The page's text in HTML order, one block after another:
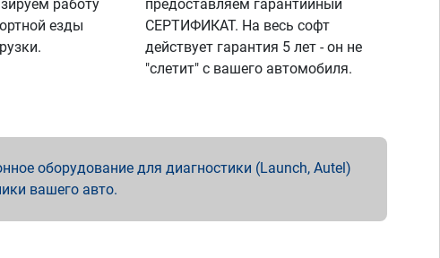
работу
езды
предоставляем гарантийный
СЕРТИФИКАТ. На весь софт
действует гарантия 5 лет - он не
"слетит" с вашего автомобиля.
оборудование для диагностики (Launch, Autel)
вашего авто.